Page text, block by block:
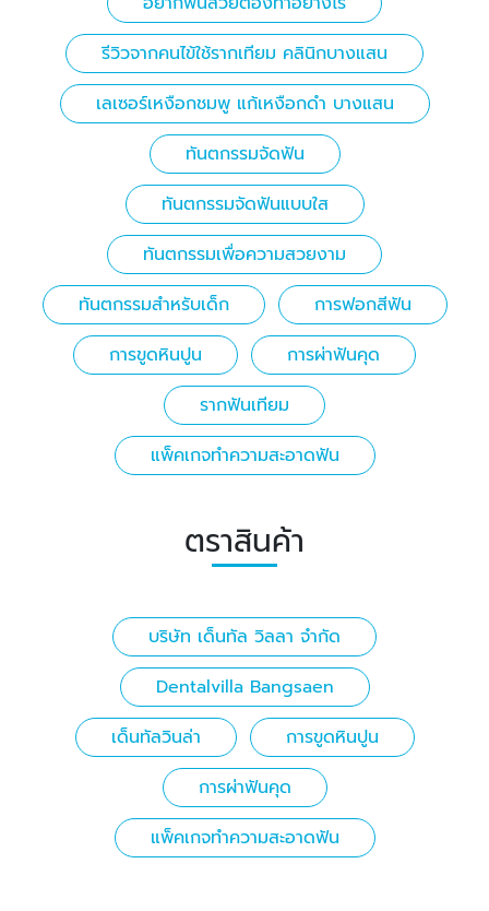
รีวิวจากคนไข้ใช้รากเทียม คลินิกบางแสน
เลเซอร์เหงือกชมพู แก้เหงือกดำ บางแสน
ทันตกรรมจัดฟัน
ทันตกรรมจัดฟันแบบใส
ทันตกรรมเพื่อความสวยงาม
ทันตกรรมสำหรับเด็ก
การฟอกสีฟัน
การขูดหินปูน
การผ่าฟันคุด
รากฟันเทียม
แพ็คเกจทำความสะอาดฟัน
ตราสินค้า
บริษัท เด็นทัล วิลลา จำกัด
Dentalvilla Bangsaen
เด็นทัลวินล่า
การขูดหินปูน
การผ่าฟันคุด
แพ็คเกจทำความสะอาดฟัน